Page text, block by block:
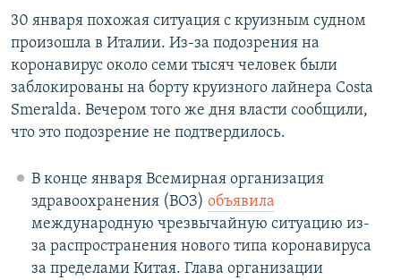
30 января похожая ситуация с круизным судном
произошла в Италии. Из-за подозрения на
коронавирус около семи тысяч человек были
заблокированы на борту круизного лайнера Costa
Smeralda. Вечером того же дня власти сообщили,
что это подозрение не подтвердилось.
В конце января Всемирная организация
здравоохранения (ВОЗ) объявила
международную чрезвычайную ситуацию из-
за распространения нового типа коронавируса
за пределами Китая. Глава организации